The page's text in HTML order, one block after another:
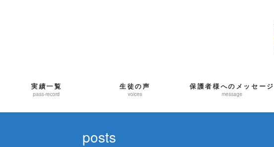
実績一覧
pass-record
生徒の声
voices
保護者様へのメッセージ
message
posts